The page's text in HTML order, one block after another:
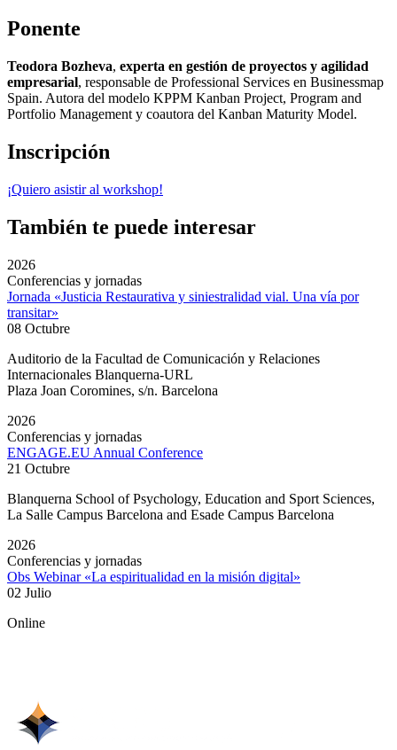
Ponente
Teodora Bozheva, experta en gestión de proyectos y agilidad
empresarial, responsable de Professional Services en Businessmap
Spain. Autora del modelo KPPM Kanban Project, Program and
Portfolio Management y coautora del Kanban Maturity Model.
Inscripción
¡Quiero asistir al workshop!
También te puede interesar
2026
Conferencias y jornadas
Jornada «Justicia Restaurativa y siniestralidad vial. Una vía por
transitar»
08 Octubre
Auditorio de la Facultad de Comunicación y Relaciones
Internacionales Blanquerna-URL
Plaza Joan Coromines, s/n. Barcelona
2026
Conferencias y jornadas
ENGAGE.EU Annual Conference
21 Octubre
Blanquerna School of Psychology, Education and Sport Sciences,
La Salle Campus Barcelona and Esade Campus Barcelona
2026
Conferencias y jornadas
Obs Webinar «La espiritualidad en la misión digital»
02 Julio
Online